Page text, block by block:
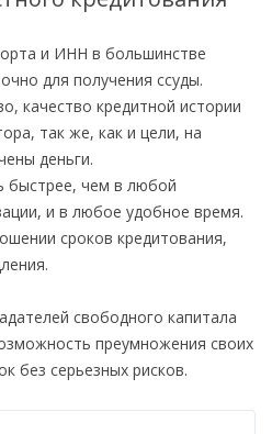
и ИНН в большинстве
для получения ссуды.
качество кредитной истории
так же, как и цели, на
деньги.
быстрее, чем в любой
и в любое удобное время.
сроков кредитования,
свободного капитала
преумножения своих
без серьезных рисков.